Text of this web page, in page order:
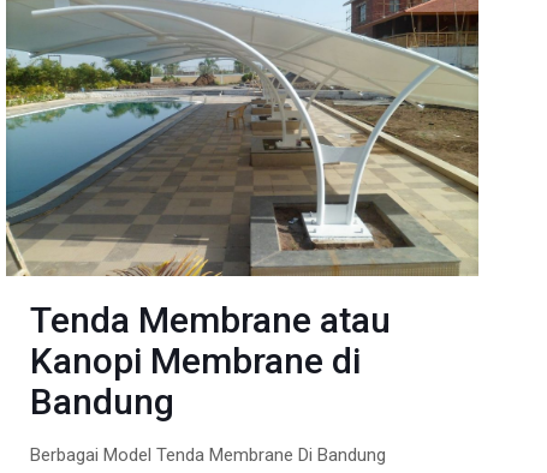
Tenda Membrane atau
Kanopi Membrane di
Bandung
Berbagai Model Tenda Membrane Di Bandung